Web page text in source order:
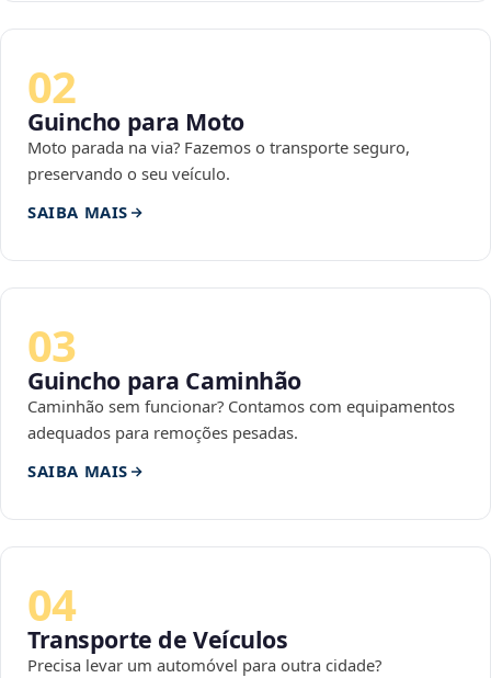
02
Guincho para Moto
Moto parada na via? Fazemos o transporte seguro,
preservando o seu veículo.
SAIBA MAIS
03
Guincho para Caminhão
Caminhão sem funcionar? Contamos com equipamentos
adequados para remoções pesadas.
SAIBA MAIS
04
Transporte de Veículos
Precisa levar um automóvel para outra cidade?